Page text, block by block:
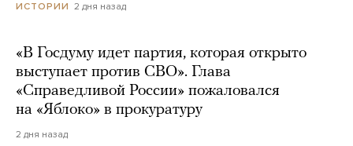
ИСТОРИИ 2 дня назад
«В Госдуму идет партия, которая открыто
выступает против СВО». Глава
«Справедливой России» пожаловался
на «Яблоко» в прокуратуру
2 дня назад